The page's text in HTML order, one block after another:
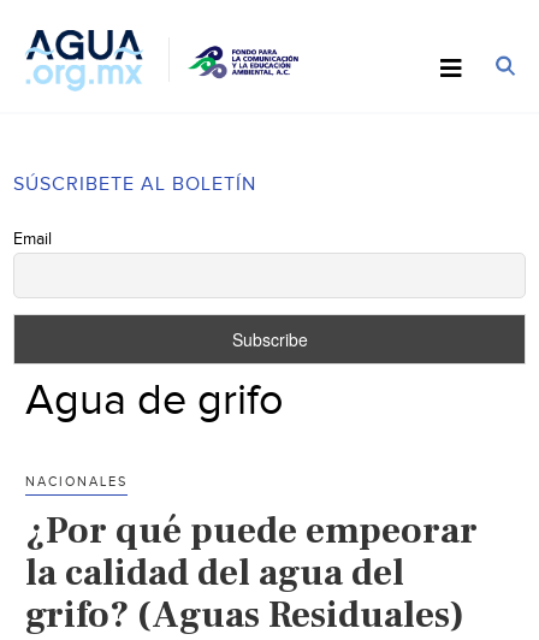
SÚSCRIBETE AL BOLETÍN
Email
Agua de grifo
NACIONALES
¿Por qué puede empeorar
la calidad del agua del
grifo? (Aguas Residuales)